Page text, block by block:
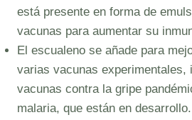
está presente en forma de
vacunas para aumentar su
El escualeno se añade para
varias vacunas experimentales,
vacunas contra la gripe
malaria, que están en desarrollo.